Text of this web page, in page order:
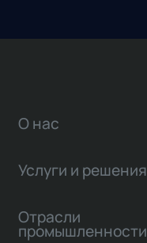
О нас
Услуги и решения
Отрасли
промышленности